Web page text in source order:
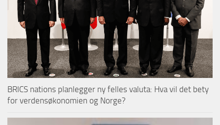
BRICS nations planlegger ny felles valuta: Hva vil det bety
for verdensøkonomien og Norge?